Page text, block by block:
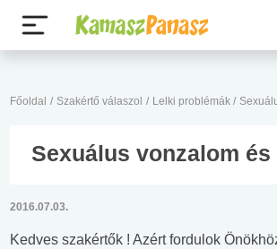
Főoldal / Szakértő válaszol / Lelki problémák /
Sexuálus vonzalom
2016.07.03.
Kedves szakértők ! Azért fordulok